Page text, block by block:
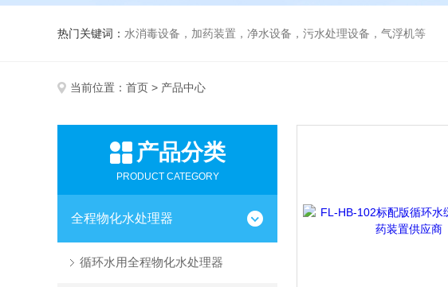
热门关键词： 水消毒设备，加药装置，净水设备，污水处理设备，气浮机等
当前位置： 首页 > 产品中心
产品分类
PRODUCT CATEGORY
全程物化水处理器
循环水用全程物化水处理器